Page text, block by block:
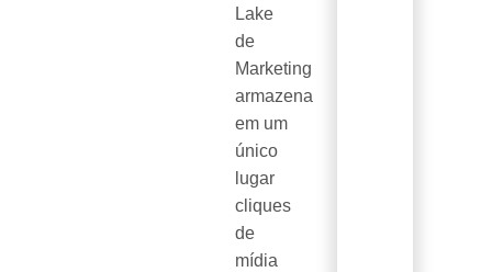
Lake
de
Marketing
armazena
em um
único
lugar
cliques
de
mídia